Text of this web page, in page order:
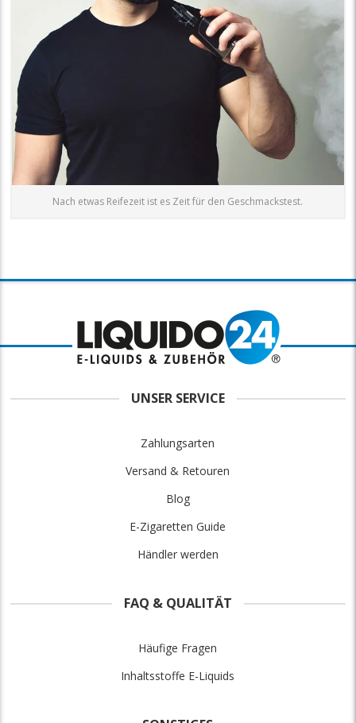
Nach etwas Reifezeit ist es Zeit für den Geschmackstest.
UNSER SERVICE
Zahlungsarten
Versand & Retouren
Blog
E-Zigaretten Guide
Händler werden
FAQ & QUALITÄT
Häufige Fragen
Inhaltsstoffe E-Liquids